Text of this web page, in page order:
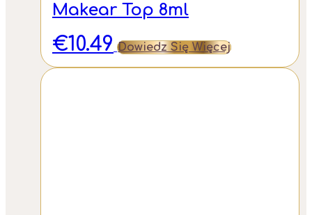
Makear Top 8ml
€10.49 Dowiedz Się Więcej